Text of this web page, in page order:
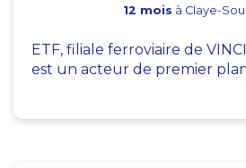
12 mois à Claye-
ETF, filiale ferroviaire de
est un acteur de premier